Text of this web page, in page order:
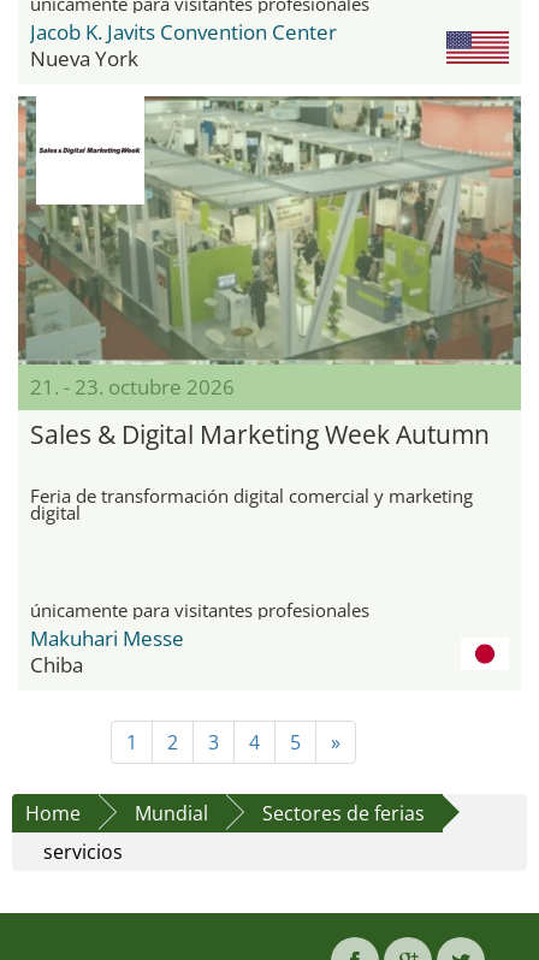
Jacob K. Javits Convention Center
Nueva York
21. - 23. octubre 2026
Sales & Digital Marketing Week Autumn
Feria de transformación digital comercial y marketing
digital
únicamente para visitantes profesionales
Makuhari Messe
Chiba
1 2 3 4 5 »
Home Mundial
Sectores de ferias
servicios